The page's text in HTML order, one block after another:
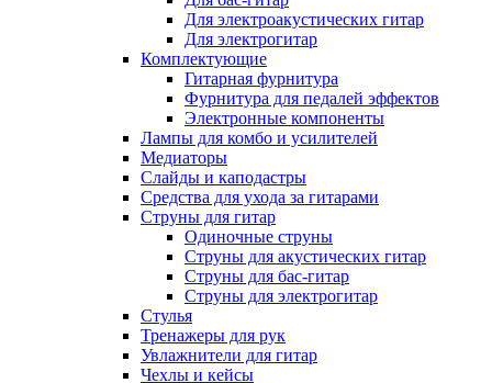
Для электроакустических гитар
Для электрогитар
Комплектующие
Гитарная фурнитура
Фурнитура для педалей эффектов
Электронные компоненты
Лампы для комбо и усилителей
Медиаторы
Слайды и каподастры
Средства для ухода за гитарами
Струны для гитар
Одиночные струны
Струны для акустических гитар
Струны для бас-гитар
Струны для электрогитар
Стулья
Тренажеры для рук
Увлажнители для гитар
Чехлы и кейсы